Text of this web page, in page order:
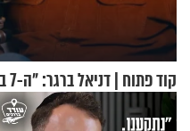
קוד פתוח | דניאל ברגר: "ה-7 באוקטובר גרם לי לחפש תשובות"